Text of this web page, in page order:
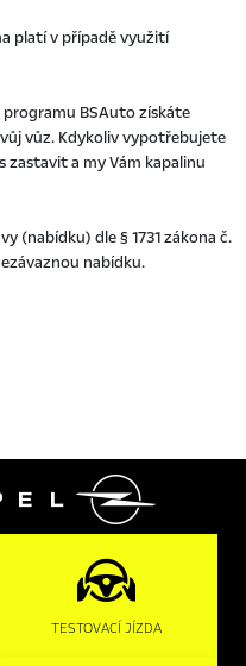
platí v případě využití
programu BSAuto získáte
vůz. Kdykoliv vypotřebujete
zastavit a my Vám kapalinu
(nabídku) dle § 1731 zákona č.
TESTOVACÍ JÍZDA